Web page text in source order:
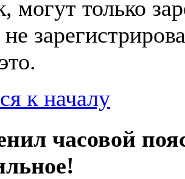
могут только
к началу
часовой